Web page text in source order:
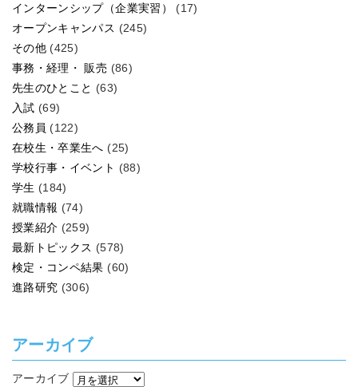
インターンシップ（企業実習）
(17)
オープンキャンパス (245)
その他 (425)
事務・経理・ 販売 (86)
先生のひとこと (63)
入試 (69)
公務員 (122)
在校生・卒業生へ (25)
学校行事・イベント (88)
学生 (184)
就職情報 (74)
授業紹介 (259)
最新トピックス (578)
検定・コンペ結果 (60)
進路研究 (306)
アーカイブ
アーカイブ